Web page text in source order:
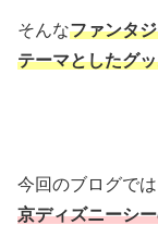
そんなファンタ
テーマとしたグ
今回のブログでは
京ディズニーシ